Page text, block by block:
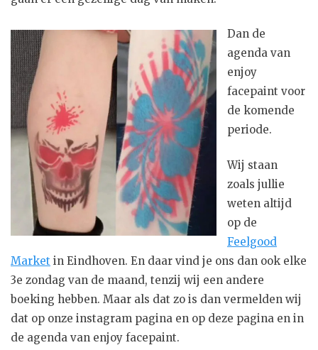
Dan de
agenda van
enjoy
facepaint voor
de komende
periode.
Wij staan
zoals jullie
weten altijd
op de
Feelgood
Market in Eindhoven. En daar vind je ons dan ook elke
3e zondag van de maand, tenzij wij een andere
boeking hebben. Maar als dat zo is dan vermelden wij
dat op onze instagram pagina en op deze pagina en in
de agenda van enjoy facepaint.